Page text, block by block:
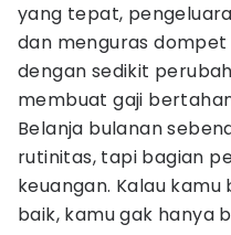
yang tepat,
dan menguras
dengan sedikit
membuat gaji
Belanja bulanan
rutinitas, tapi bagian
keuangan. Kalau
baik, kamu gak hanya